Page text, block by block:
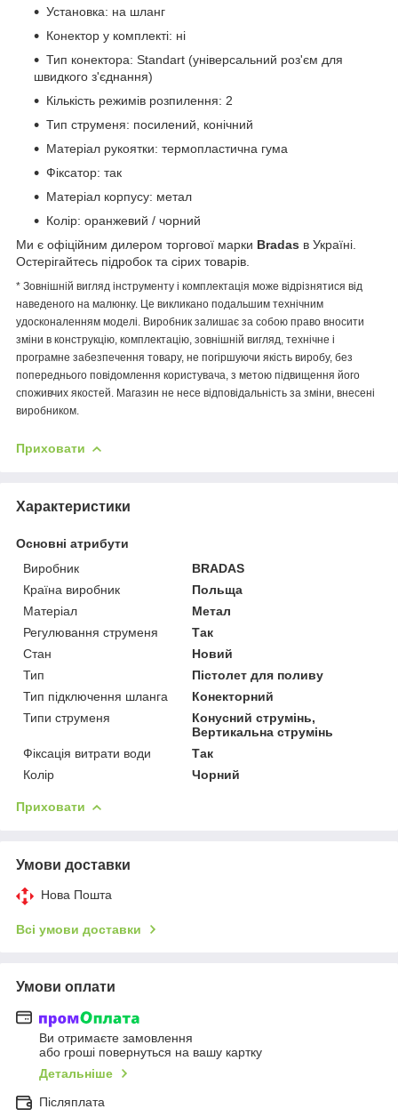
Установка: на шланг
Конектор у комплекті: ні
Тип конектора: Standart (універсальний роз'єм для
швидкого з'єднання)
Кількість режимів розпилення: 2
Тип струменя: посилений, конічний
Матеріал рукоятки: термопластична гума
Фіксатор: так
Матеріал корпусу: метал
Колір: оранжевий / чорний
Ми є офіційним дилером торгової марки Bradas в Україні.
Остерігайтесь підробок та сірих товарів.
* Зовнішній вигляд інструменту і комплектація може відрізнятися від
наведеного на малюнку. Це викликано подальшим технічним
удосконаленням моделі. Виробник залишає за собою право вносити
зміни в конструкцію, комплектацію, зовнішній вигляд, технічне і
програмне забезпечення товару, не погіршуючи якість виробу, без
попереднього повідомлення користувача, з метою підвищення його
споживчих якостей. Магазин не несе відповідальність за зміни, внесені
виробником.
Приховати
Характеристики
Основні атрибути
Виробник
BRADAS
Країна виробник
Польща
Матеріал
Метал
Регулювання струменя
Так
Стан
Новий
Тип
Пістолет для поливу
Тип підключення шланга
Конекторний
Типи струменя
Конусний струмінь,
Вертикальна струмінь
Фіксація витрати води
Так
Колір
Чорний
Приховати
Умови доставки
Нова Пошта
Всі умови доставки
Умови оплати
Ви отримаєте замовлення
або гроші повернуться на вашу картку
Детальніше
Післяплата